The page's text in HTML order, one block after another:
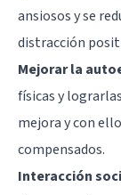
ansiosos y se
distracción
Mejorar la
físicas y
mejora y con
compensados.
Interacción